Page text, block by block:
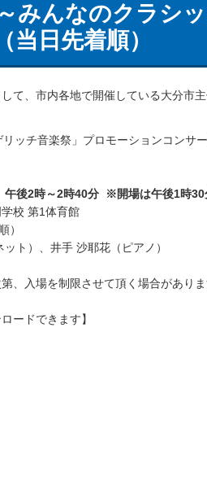
みんなのクラシ
日先着順）
て、市内各地で開催している大分市
ッチ音楽祭」プロモーションコンサ
午後2時～2時40分 ※開場は午後1時30
学校 第1体育館
）
ット）、井手 沙耶花（ピアノ）
第、入場を制限させて頂く場合があり
ードできます】